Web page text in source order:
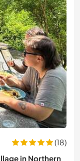
(18)
in Northern